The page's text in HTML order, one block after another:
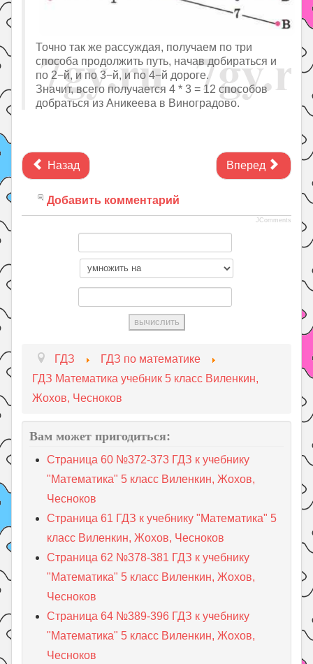
Точно так же рассуждая, получаем по три
способа продолжить путь, начав добираться и
по 2−й, и по 3−й, и по 4−й дороге.
Значит, всего получается 4 * 3 = 12 способов
добраться из Аникеева в Виноградово.
Назад Вперед
Добавить комментарий
JComments
ГДЗ
ГДЗ по математике
ГДЗ Математика учебник 5 класс Виленкин,
Жохов, Чесноков
Вам может пригодиться:
Страница 60 №372-373 ГДЗ к учебнику
"Математика" 5 класс Виленкин, Жохов,
Чесноков
Страница 61 ГДЗ к учебнику "Математика" 5
класс Виленкин, Жохов, Чесноков
Страница 62 №378-381 ГДЗ к учебнику
"Математика" 5 класс Виленкин, Жохов,
Чесноков
Страница 64 №389-396 ГДЗ к учебнику
"Математика" 5 класс Виленкин, Жохов,
Чесноков